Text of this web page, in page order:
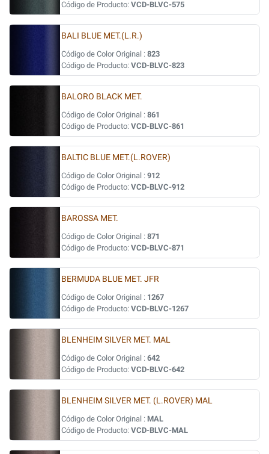
Código de Producto: VCD-BLVC-575
BALI BLUE MET.(L.R.)
Código de Color Original : 823
Código de Producto: VCD-BLVC-823
BALORO BLACK MET.
Código de Color Original : 861
Código de Producto: VCD-BLVC-861
BALTIC BLUE MET.(L.ROVER)
Código de Color Original : 912
Código de Producto: VCD-BLVC-912
BAROSSA MET.
Código de Color Original : 871
Código de Producto: VCD-BLVC-871
BERMUDA BLUE MET. JFR
Código de Color Original : 1267
Código de Producto: VCD-BLVC-1267
BLENHEIM SILVER MET. MAL
Código de Color Original : 642
Código de Producto: VCD-BLVC-642
BLENHEIM SILVER MET. (L.ROVER) MAL
Código de Color Original : MAL
Código de Producto: VCD-BLVC-MAL